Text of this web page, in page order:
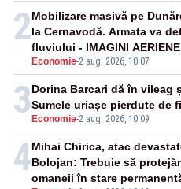
2
Economie-2 aug. 2026, 10:07
Mobilizare masivă pe
la Cernavodă. Armata va
fluviului - IMAGINI AERIENE
3 Economie-2 aug. 2026, 10:09
Dorina Barcari dă în vileag
Sumele uriașe pierdute de
4Mihai Chirica, atac
Bolojan: Trebuie să
omaneii în stare